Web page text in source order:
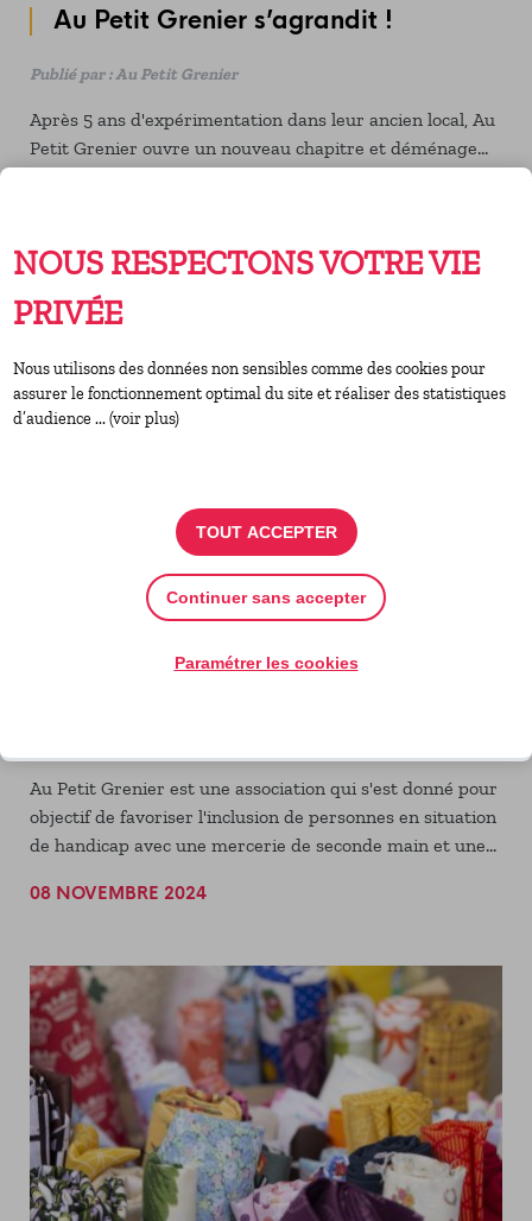
Au Petit Grenier s’agrandit !
Publié par : Au Petit Grenier
Après 5 ans d'expérimentation dans leur ancien local, Au
Petit Grenier ouvre un nouveau chapitre et déménage...
Accompagner les jeunes en situation
Au Petit Grenier est une association qui s'est donné pour
objectif de favoriser l'inclusion de personnes en situation
de handicap avec une mercerie de seconde main et une
Aujourd'hui l'association lance une campagne de
handicap en recherche de leur projet futur.
08 NOVEMBRE 2024
NOUS RESPECTONS VOTRE VIE
PRIVÉE
Nous utilisons des données non sensibles comme des cookies pour
assurer le fonctionnement optimal du site et réaliser des statistiques
d’audience ... (voir plus)
TOUT ACCEPTER
Continuer sans accepter
Paramétrer les cookies